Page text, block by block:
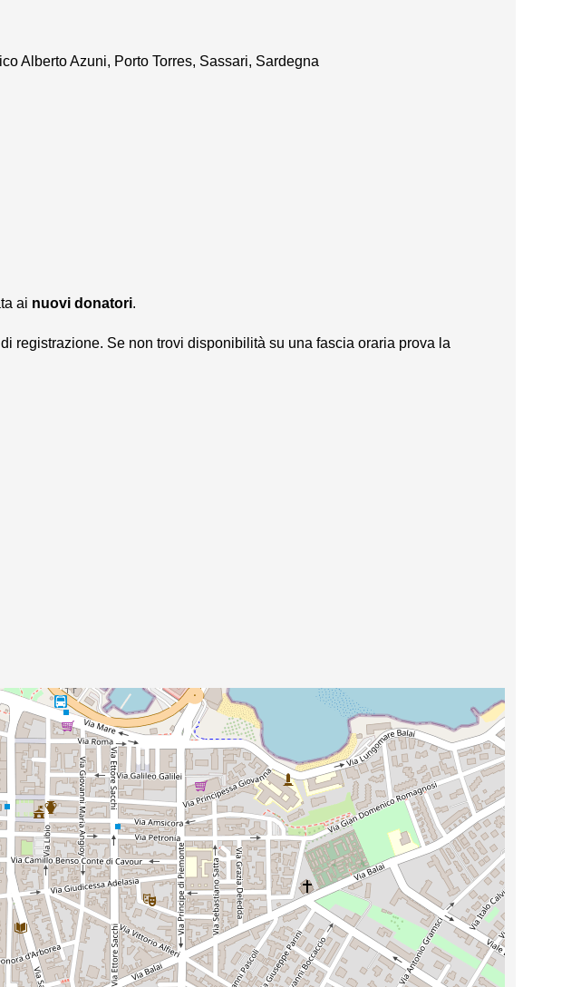
Alberto Azuni, Porto Torres, Sassari, Sardegna
ai nuovi donatori.
registrazione. Se non trovi disponibilità su una fascia oraria prova la